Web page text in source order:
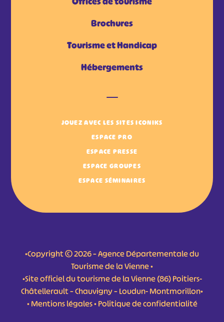
Brochures
Tourisme et Handicap
Hébergements
JOUEZ AVEC LES SITES ICONIKS
ESPACE PRO
ESPACE PRESSE
ESPACE GROUPES
ESPACE SÉMINAIRES
•Copyright © 2026 – Agence Départementale du
Tourisme de la Vienne •
•Site officiel du tourisme de la Vienne (86) Poitiers-
Châtellerault – Chauvigny – Loudun- Montmorillon•
•Mentions légales•Politique de confidentialité